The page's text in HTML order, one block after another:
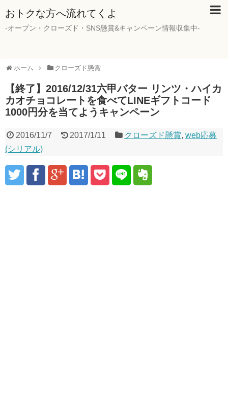
おトクな方へ流れてくよ
-オープン・クローズド・SNS懸賞&キャンペーン情報収集中-
ホーム クローズド懸賞
【終了】2016/12/31六甲バター リンツ・ハイカ
カオチョコレートを食べてLINEギフトコード
1000円分を当てようキャンペーン
2016/11/7 2017/1/11 クローズド懸賞,web応募
(シリアル)